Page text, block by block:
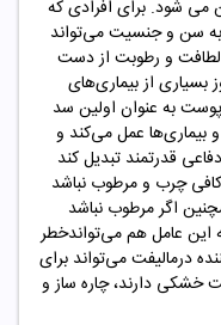
شود. برای افرادی که
سن و جنسیت می‌تواند
لطافت و رطوبت از دست
بسیاری از بیماری‌های
به عنوان اولین سد
بیماری‌ها عمل می‌کند و
قدرتمند تبدیل کند
چرب و مرطوب نباشد
اگر مرطوب نباشد
این عامل هم می‌تواندخطر
درمالیفت می‌تواند برای
خشکی دارند، چاره ساز و